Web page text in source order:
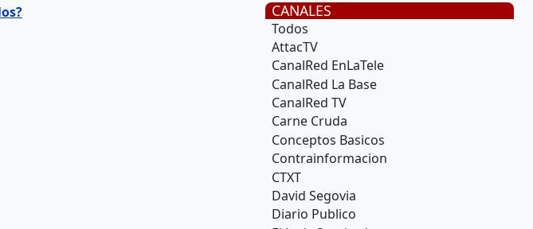
CANALES
Todos
AttacTV
CanalRed EnLaTele
CanalRed La Base
CanalRed TV
Carne Cruda
Conceptos Basicos
Contrainformacion
CTXT
David Segovia
Diario Publico